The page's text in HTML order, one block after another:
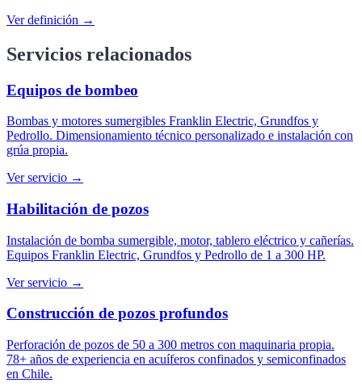
Ver definición →
Servicios relacionados
Equipos de bombeo
Bombas y motores sumergibles Franklin Electric, Grundfos y
Pedrollo. Dimensionamiento técnico personalizado e instalación con
grúa propia.
Ver servicio →
Habilitación de pozos
Instalación de bomba sumergible, motor, tablero eléctrico y cañerías.
Equipos Franklin Electric, Grundfos y Pedrollo de 1 a 300 HP.
Ver servicio →
Construcción de pozos profundos
Perforación de pozos de 50 a 300 metros con maquinaria propia.
78+ años de experiencia en acuíferos confinados y semiconfinados
en Chile.